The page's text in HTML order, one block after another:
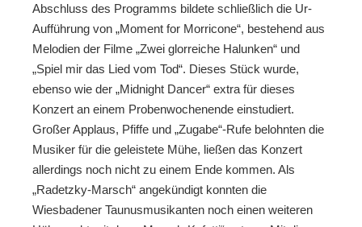
Abschluss des Programms bildete schließlich die Ur-
Aufführung von „Moment for Morricone“, bestehend aus
Melodien der Filme „Zwei glorreiche Halunken“ und
„Spiel mir das Lied vom Tod“. Dieses Stück wurde,
ebenso wie der „Midnight Dancer“ extra für dieses
Konzert an einem Probenwochenende einstudiert.
Großer Applaus, Pfiffe und „Zugabe“-Rufe belohnten die
Musiker für die geleistete Mühe, ließen das Konzert
allerdings noch nicht zu einem Ende kommen. Als
„Radetzky-Marsch“ angekündigt konnten die
Wiesbadener Taunusmusikanten noch einen weiteren